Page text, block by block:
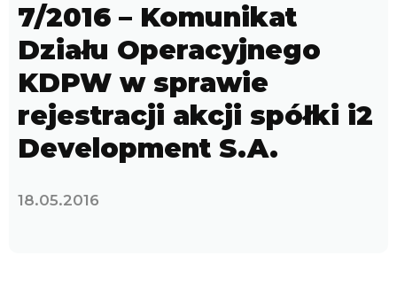
7/2016 – Komunikat
Działu Operacyjnego
KDPW w sprawie
rejestracji akcji spółki i2
Development S.A.
18.05.2016